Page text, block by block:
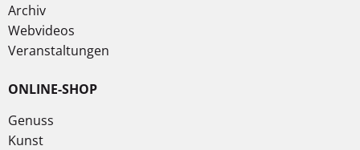
Archiv
Webvideos
Veranstaltungen
ONLINE-SHOP
Genuss
Kunst